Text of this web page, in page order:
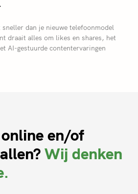
sneller dan je nieuwe telefoonmodel
draait alles om likes en shares, het
AI-gestuurde contentervaringen
en/of
Wij denken